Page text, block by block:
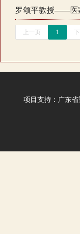
罗颂平教授——医
上一页 1
项目支持：广东